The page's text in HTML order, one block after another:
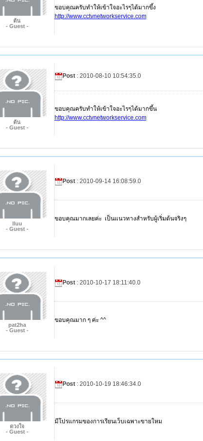
ต้น
- Guest -
ขอบคุณครับทำให้เข้าใจอะไรๆได้มากขึ้ง
http://www.cctvnetworkservice.com
ต้น
- Guest -
Post: 2010-08-10 10:54:35.0
ขอบคุณครับทำให้เข้าใจอะไรๆได้มากขึ้น
http://www.cctvnetworkservice.com
lluu
- Guest -
Post: 2010-09-14 16:08:59.0
ขอบคุณมากเลยค่ะ เป็นแนวทางสำหรับผู้เริ่มต้นจริงๆ
pat2ha
- Guest -
Post: 2010-10-17 18:11:40.0
ขอบคุณมาก ๆ ค่ะ ^^
ดวงใจ
- Guest -
Post: 2010-10-19 18:46:34.0
มีโปรแกรมของการเรียนเว็บเฉพาะขายใหม